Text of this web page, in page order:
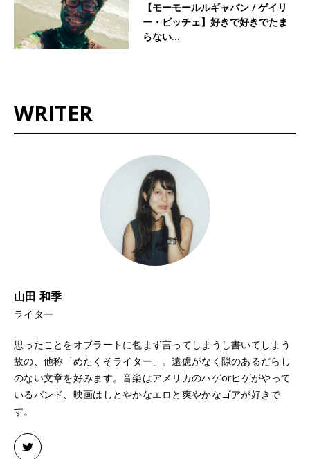
【モーモールルギャバン / ゲイリ
ー・ビッチェ】好きで好きでたま
らない…
WRITER
山田 和季
ライター
思ったことをオブラートに包まず言ってしまうし書いてしまう
故の、他称「めたくそライター」。遠慮がなく隙のあるだらし
のない文章を好みます。音楽はアメリカのハゲorヒゲがやって
いるバンド、映画はしとやかなエロと爽やかなゴアが好きで
す。